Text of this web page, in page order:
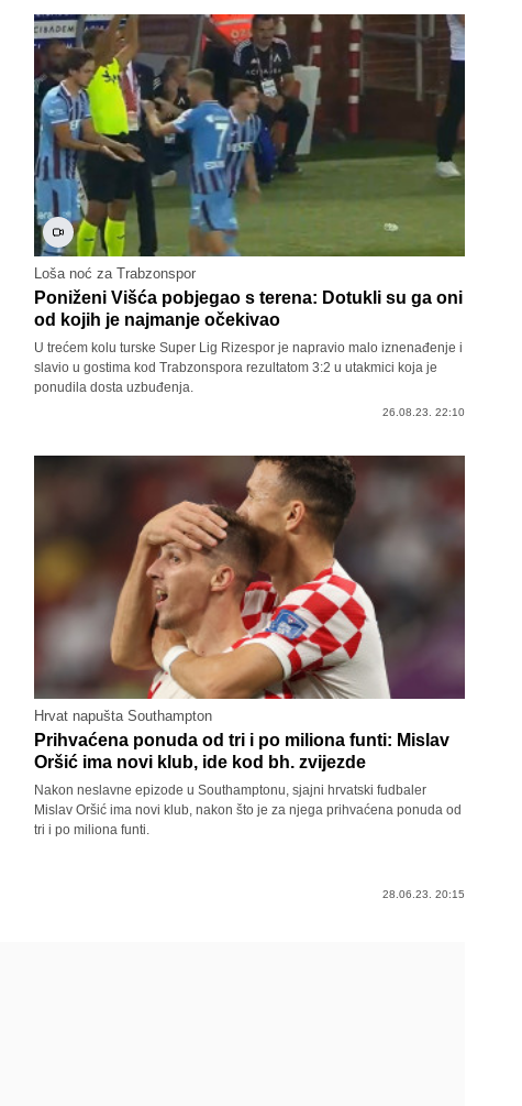
Loša noć za Trabzonspor
Poniženi Višća pobjegao s terena: Dotukli su ga oni
od kojih je najmanje očekivao
U trećem kolu turske Super Lig Rizespor je napravio malo iznenađenje i
slavio u gostima kod Trabzonspora rezultatom 3:2 u utakmici koja je
ponudila dosta uzbuđenja.
26.08.23. 22:10
Hrvat napušta Southampton
Prihvaćena ponuda od tri i po miliona funti: Mislav
Oršić ima novi klub, ide kod bh. zvijezde
Nakon neslavne epizode u Southamptonu, sjajni hrvatski fudbaler
Mislav Oršić ima novi klub, nakon što je za njega prihvaćena ponuda od
tri i po miliona funti.
28.06.23. 20:15